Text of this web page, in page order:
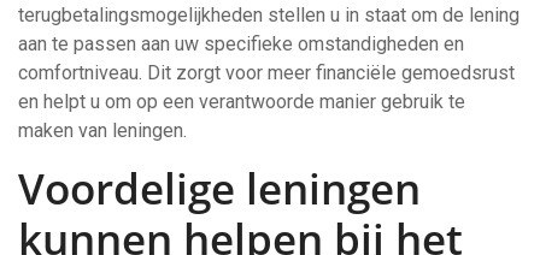
terugbetalingsmogelijkheden stellen u in staat om de lening
aan te passen aan uw specifieke omstandigheden en
comfortniveau. Dit zorgt voor meer financiële gemoedsrust
en helpt u om op een verantwoorde manier gebruik te
maken van leningen.
Voordelige leningen
kunnen helpen bij het